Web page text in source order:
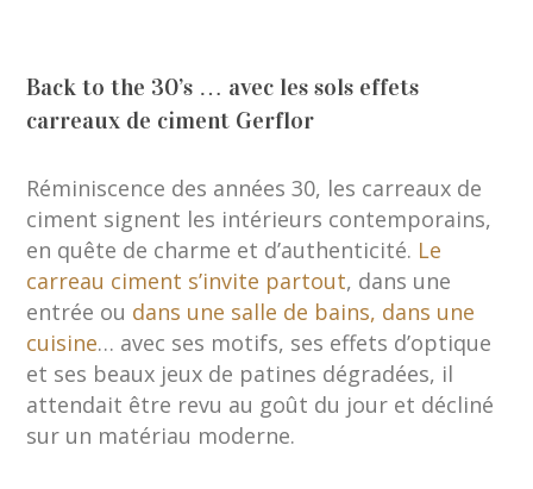
Back to the 30’s … avec les sols effets
carreaux de ciment Gerflor
Réminiscence des années 30, les carreaux de
ciment signent les intérieurs contemporains,
en quête de charme et d’authenticité. Le
carreau ciment s’invite partout, dans une
entrée ou dans une salle de bains, dans une
cuisine… avec ses motifs, ses effets d’optique
et ses beaux jeux de patines dégradées, il
attendait être revu au goût du jour et décliné
sur un matériau moderne.